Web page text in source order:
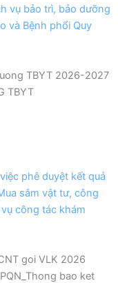
vụ bảo trì, bảo dưỡng
và Bệnh phổi Quy
TBYT 2026-2027
TBYT
phê duyệt kết quả
sắm vật tư, công
công tác khám
goi VLK 2026
bao ket